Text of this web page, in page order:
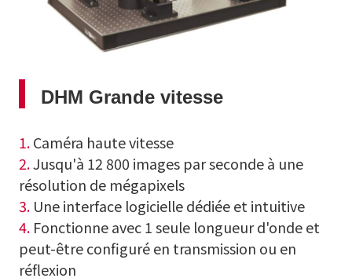
DHM Grande vitesse
1.Caméra haute vitesse
2.Jusqu'à 12 800 images par secondeà une
résolution de mégapixels
3. Une interface logicielle dédiée et intuitive
4. Fonctionne avec1 seule longueur d'ondeet
peut-être configuré en transmission ou en
réflexion